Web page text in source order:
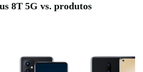
8T 5G vs. produtos